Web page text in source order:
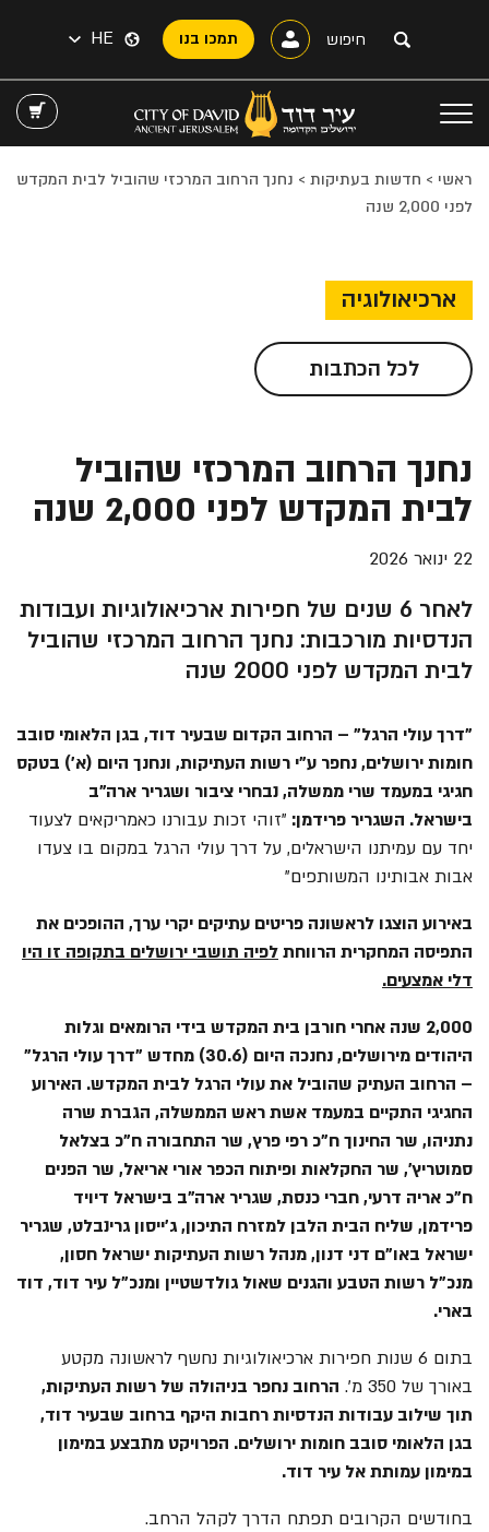
תמכו בנו HE
ראשי > חדשות בעתיקות > נחנך הרחוב המרכזי שהוביל לבית המקדש
לפני 2,000 שנה
ארכיאולוגיה
לכל הכתבות
נחנך הרחוב המרכזי שהוביל
לבית המקדש לפני 2,000 שנה
22 ינואר 2026
לאחר 6 שנים של חפירות ארכיאולוגיות ועבודות
הנדסיות מורכבות: נחנך הרחוב המרכזי שהוביל
לבית המקדש לפני 2000 שנה
"דרך עולי הרגל" – הרחוב הקדום שבעיר דוד, בגן הלאומי סובב
חומות ירושלים, נחפר ע"י רשות העתיקות, ונחנך היום (א') בטקס
חגיגי במעמד שרי ממשלה, נבחרי ציבור ושגריר ארה"ב
בישראל. השגריר פרידמן: "זוהי זכות עבורנו כאמריקאים לצעוד
יחד עם עמיתנו הישראלים, על דרך עולי הרגל במקום בו צעדו
אבות אבותינו המשותפים"
באירוע הוצגו לראשונה פריטים עתיקים יקרי ערך, ההופכים את
התפיסה המחקרית הרווחתלפיה תושבי ירושלים בתקופה זו היו
דלי אמצעים.
2,000 שנה אחרי חורבן בית המקדש בידי הרומאים וגלות
היהודים מירושלים, נחנכה היום (30.6) מחדש "דרך עולי הרגל"
– הרחוב העתיק שהוביל את עולי הרגל לבית המקדש. האירוע
החגיגי התקיים במעמד אשת ראש הממשלה, הגברת שרה
נתניהו, שר החינוך ח"כ רפי פרץ, שר התחבורה ח"כ בצלאל
סמוטריץ', שר החקלאות ופיתוח הכפר אורי אריאל, שר הפנים
ח"כ אריה דרעי, חברי כנסת, שגריר ארה"ב בישראל דיויד
פרידמן, שליח הבית הלבן למזרח התיכון, ג'ייסון גרינבלט, שגריר
ישראל באו"ם דני דנון, מנהל רשות העתיקות ישראל חסון,
מנכ"ל רשות הטבע והגנים שאול גולדשטיין ומנכ"ל עיר דוד, דוד
בארי.
בתום 6 שנות חפירות ארכיאולוגיות נחשף לראשונה מקטע
באורך של 350 מ'.
הרחוב נחפר בניהולה של רשות העתיקות,
תוך שילוב עבודות הנדסיות רחבות היקף ברחוב שבעיר דוד,
בגן הלאומי סובב חומות ירושלים. הפרויקט מתבצע במימון
במימון עמותת אל עיר דוד.
בחודשים הקרובים תפתח הדרך לקהל הרחב.